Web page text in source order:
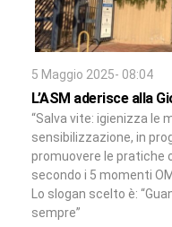
5 Maggio 2025- 08:04
L’ASM aderisce alla
“Salva vite: igienizza le
sensibilizzazione, in
promuovere le pratiche
secondo i 5 momenti
Lo slogan scelto è:
sempre”